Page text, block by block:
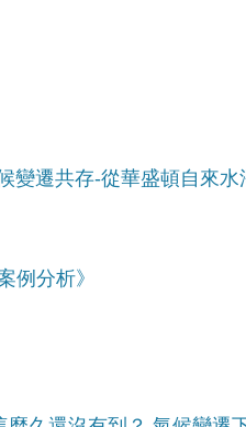
變遷共存-從華盛頓自來水
例分析》